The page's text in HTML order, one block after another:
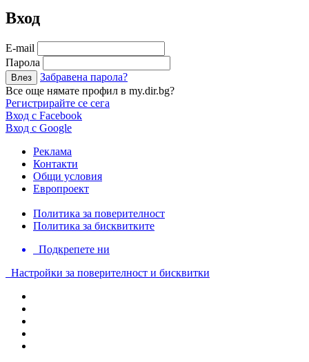
Вход
Е-mail
Парола
Забравена парола?
Все още нямате профил в my.dir.bg?
Регистрирайте се сега
Вход с Facebook
Вход с Google
Реклама
Контакти
Общи условия
Европроект
Политика за поверителност
Политика за бисквитките
Подкрепете ни
Настройки за поверителност и бисквитки